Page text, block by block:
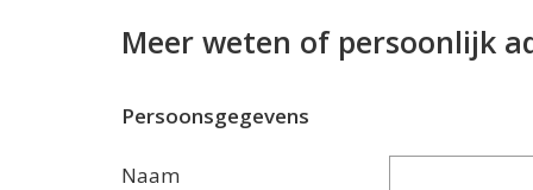
Meer weten of persoonlijk
Persoonsgegevens
Naam